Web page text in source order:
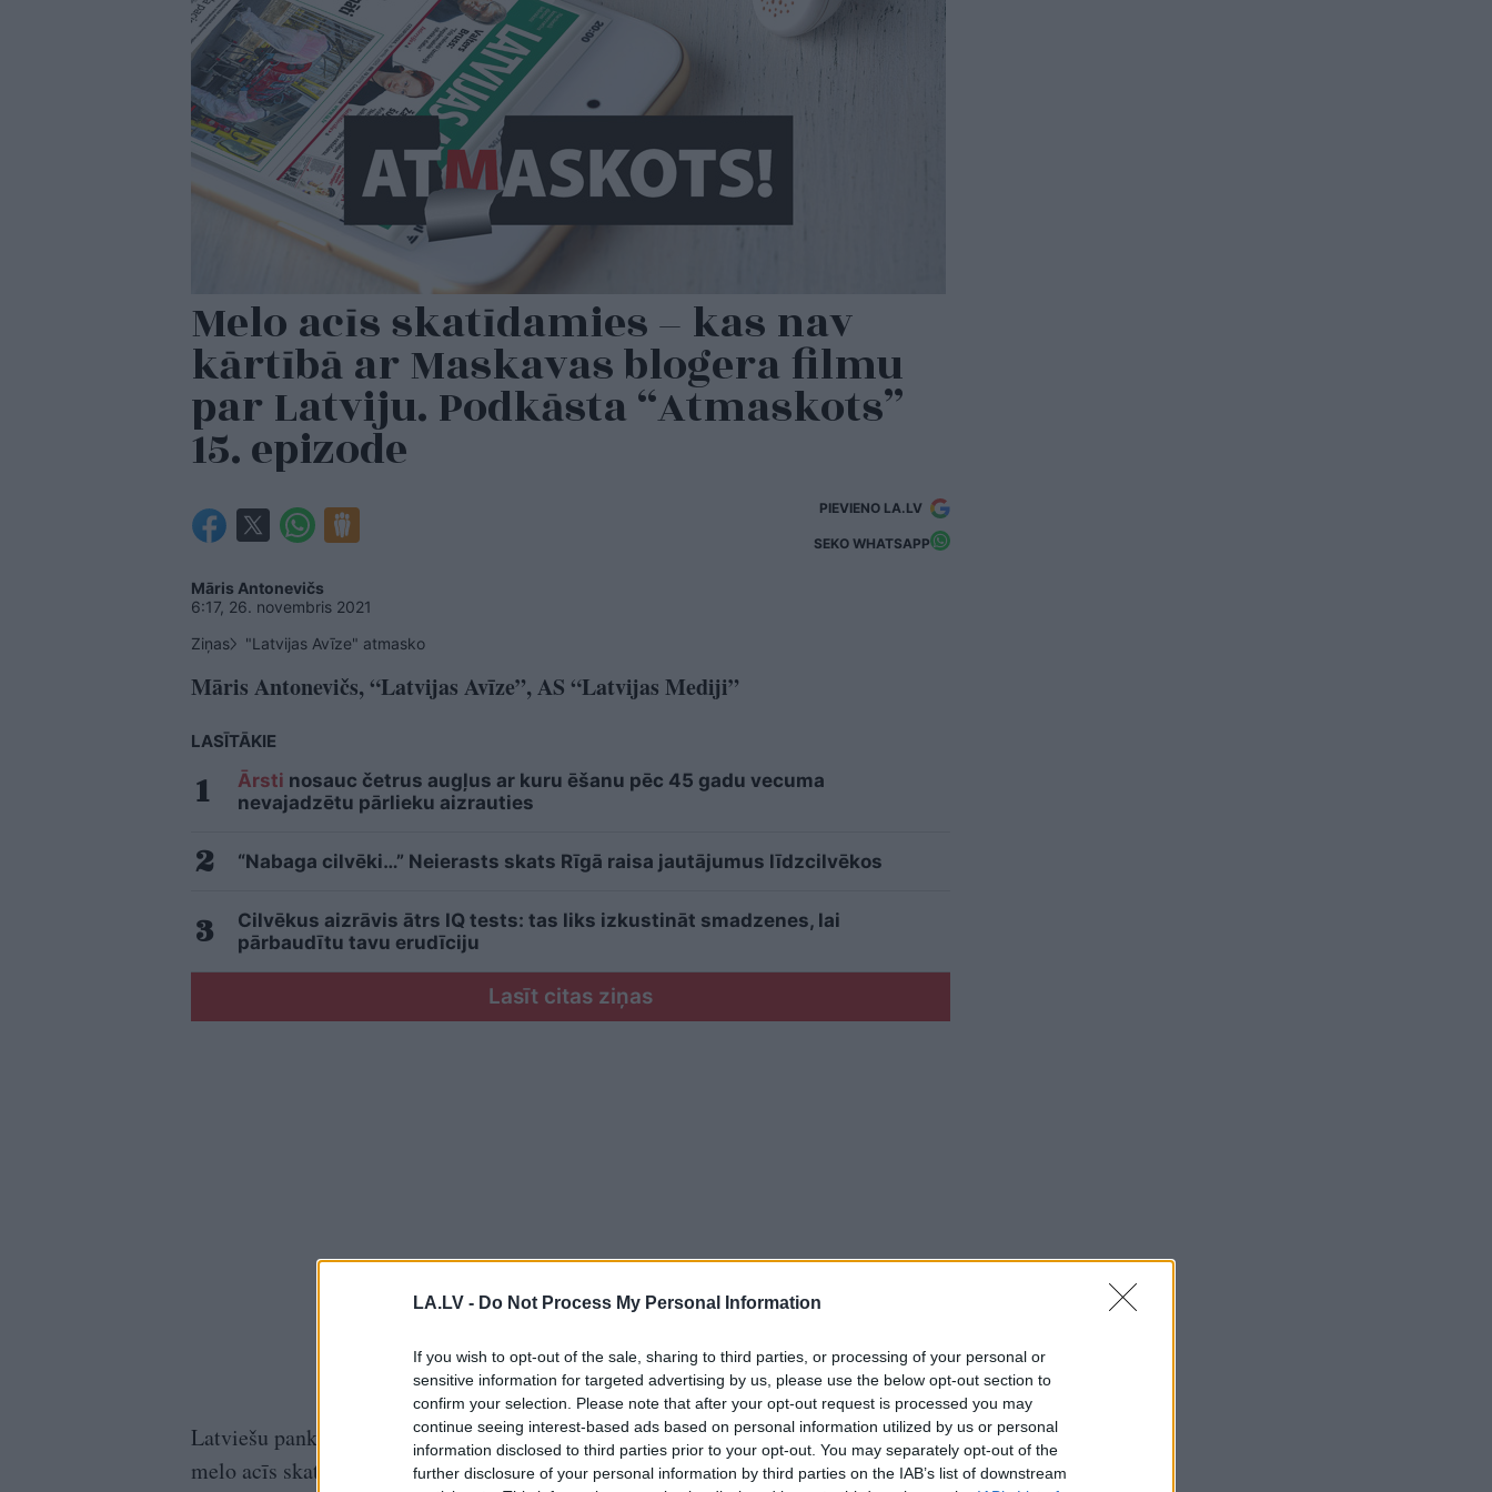
LA.LV - Do Not Process My Personal Information
If you wish to opt-out of the sale, sharing to third parties, or processing of your personal or
sensitive information for targeted advertising by us, please use the below opt-out section to
confirm your selection. Please note that after your opt-out request is processed you may
continue seeing interest-based ads based on personal information utilized by us or personal
information disclosed to third parties prior to your opt-out. You may separately opt-out of the
further disclosure of your personal information by third parties on the IAB’s list of downstream
Melo acīs skatīdamies – kas nav
kārtībā ar Maskavas blogera filmu
par Latviju. Podkāsta “Atmaskots”
15. epizode
PIEVIENO LA.LV
SEKO WHATSAPP
Māris Antonevičs
6:17, 26. novembris 2021
Ziņas
"Latvijas Avīze" atmasko
Māris Antonevičs, “Latvijas Avīze”, AS “Latvijas Mediji”
LASĪTĀKIE
Ārsti nosauc četrus augļus ar kuru ēšanu pēc 45 gadu vecuma
nevajadzētu pārlieku aizrauties
“Nabaga cilvēki…” Neierasts skats Rīgā raisa jautājumus līdzcilvēkos
Cilvēkus aizrāvis ātrs IQ tests: tas liks izkustināt smadzenes, lai
pārbaudītu tavu erudīciju
Lasīt citas ziņas
Latviešu pankgrupai “Zig Zag” 80. gadu beigās bija dziesma ar vārdiem: “Signe
melo acīs skatīdamās; Signe melo, es neticu tai…”